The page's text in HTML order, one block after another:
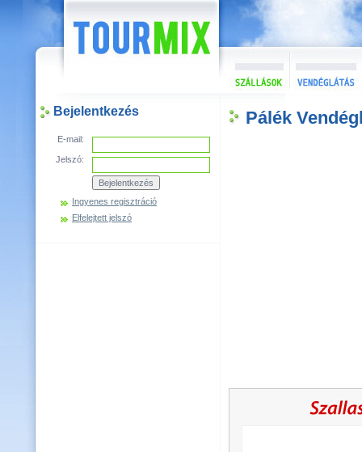
Bejelentkezés
E-mail:
Jelszó:
Ingyenes regisztráció
Elfelejtett jelszó
Pálék